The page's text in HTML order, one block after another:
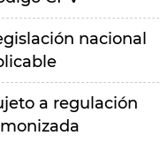
nacional
a regulación